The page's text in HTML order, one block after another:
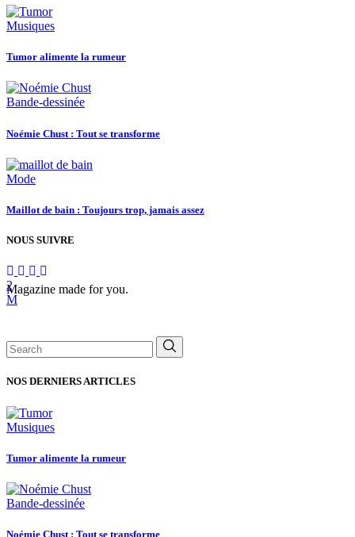
Musiques
Tumor alimente la rumeur
Bande-dessinée
Noémie Chust : Tout se transforme
Mode
Maillot de bain : Toujours trop, jamais assez
NOUS SUIVRE
Magazine made for you.
Search
for:
NOS DERNIERS ARTICLES
Musiques
Tumor alimente la rumeur
Bande-dessinée
Noémie Chust : Tout se transforme